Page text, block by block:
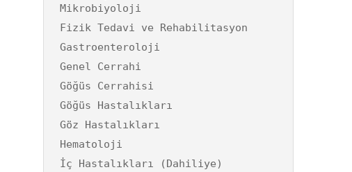
Mikrobiyoloji
Fizik Tedavi ve Rehabilitasyon
Gastroenteroloji
Genel Cerrahi
Göğüs Cerrahisi
Göğüs Hastalıkları
Göz Hastalıkları
Hematoloji
İç Hastalıkları (Dahiliye)